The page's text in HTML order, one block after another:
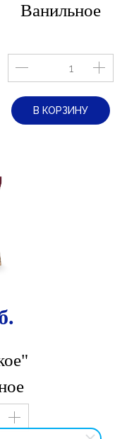
Ванильное
В КОРЗИНУ